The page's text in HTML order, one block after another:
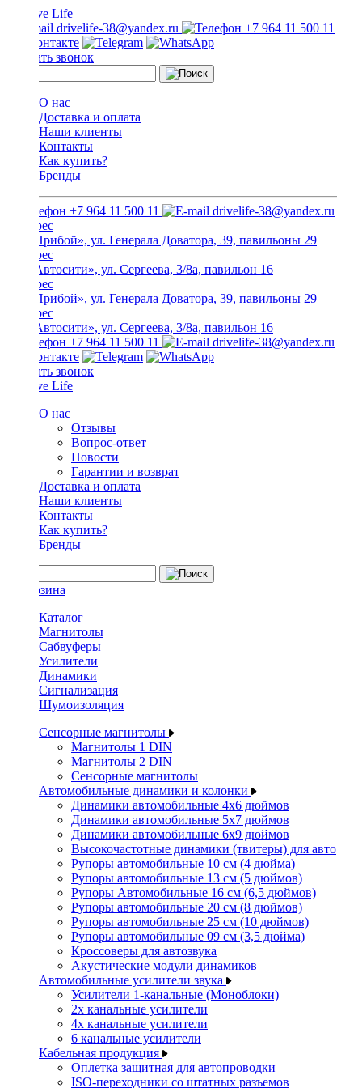
drivelife-38@yandex.ru +7 964 11 500 11
Заказать звонок
О нас
Доставка и оплата
Наши клиенты
Контакты
Как купить?
Бренды
+7 964 11 500 11 drivelife-38@yandex.ru
ТЦ «Прибой», ул. Генерала Доватора, 39, павильоны 29
ТЦ «Автосити», ул. Сергеева, 3/8а, павильон 16
ТЦ «Прибой», ул. Генерала Доватора, 39, павильоны 29
ТЦ «Автосити», ул. Сергеева, 3/8а, павильон 16
+7 964 11 500 11
drivelife-38@yandex.ru
Заказать звонок
О нас
Отзывы
Вопрос-ответ
Новости
Гарантии и возврат
Доставка и оплата
Наши клиенты
Контакты
Как купить?
Бренды
Каталог
Магнитолы
Сабвуферы
Усилители
Динамики
Сигнализация
Шумоизоляция
Сенсорные магнитолы
Магнитолы 1 DIN
Магнитолы 2 DIN
Сенсорные магнитолы
Автомобильные динамики и колонки
Динамики автомобильные 4x6 дюймов
Динамики автомобильные 5x7 дюймов
Динамики автомобильные 6x9 дюймов
Высокочастотные динамики (твитеры) для авто
Рупоры автомобильные 10 см (4 дюйма)
Рупоры автомобильные 13 см (5 дюймов)
Рупоры Автомобильные 16 см (6,5 дюймов)
Рупоры автомобильные 20 см (8 дюймов)
Рупоры автомобильные 25 см (10 дюймов)
Рупоры автомобильные 09 см (3,5 дюйма)
Кроссоверы для автозвука
Акустические модули динамиков
Автомобильные усилители звука
Усилители 1-канальные (Моноблоки)
2х канальные усилители
4х канальные усилители
6 канальные усилители
Кабельная продукция
Оплетка защитная для автопроводки
ISO-переходники со штатных разъемов